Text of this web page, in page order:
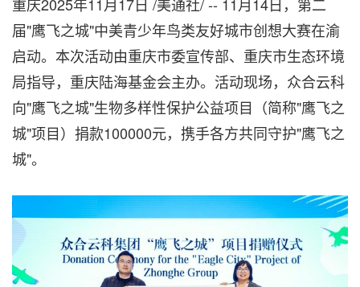
届"鹰飞之城"中美青少年鸟类友好城市创想大赛在渝
启动。本次活动由重庆市委宣传部、重庆市生态环境
局指导，重庆陆海基金会主办。活动现场，众合云科
向"鹰飞之城"生物多样性保护公益项目（简称"鹰飞之
城"项目）捐款100000元，携手各方共同守护"鹰飞之
城"。